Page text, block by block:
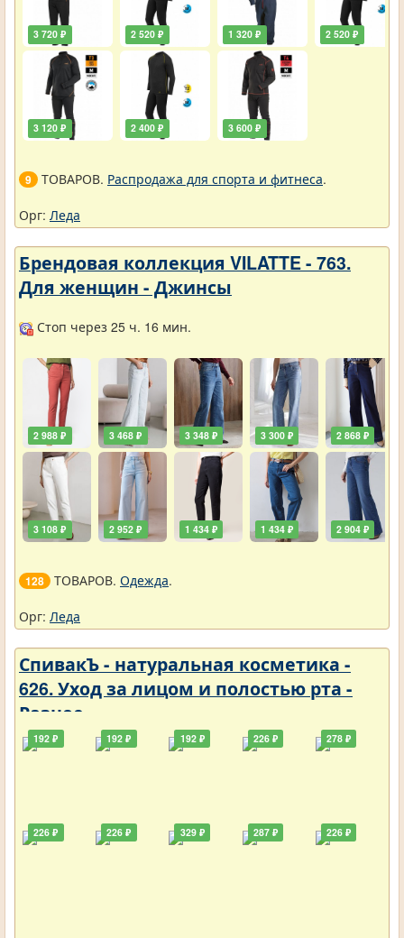
3 720 ₽
3 120 ₽
2 520 ₽
2 400 ₽
1 320 ₽
3 600 ₽
2 520 ₽
9 ТОВАРОВ. Распродажа для спорта и фитнеса.
Орг: Леда
Брендовая коллекция VILATTE - 763.
Для женщин - Джинсы
Стоп через 25 ч. 16 мин.
2 988 ₽
3 108 ₽
3 468 ₽
2 952 ₽
3 348 ₽
1 434 ₽
3 300 ₽
1 434 ₽
2 868 ₽
2 904 ₽
128 ТОВАРОВ. Одежда.
Орг: Леда
СпивакЪ - натуральная косметика -
626. Уход за лицом и полостью рта -
Разное
192 ₽
226 ₽
192 ₽
226 ₽
192 ₽
329 ₽
226 ₽
287 ₽
278 ₽
226 ₽